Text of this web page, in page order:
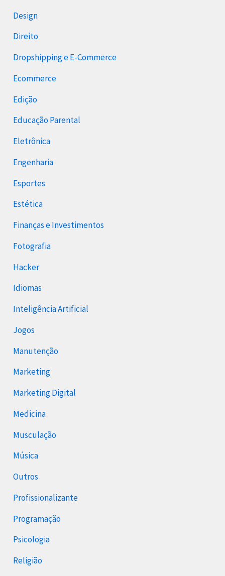
Design
Direito
Dropshipping e E-Commerce
Ecommerce
Edição
Educação Parental
Eletrônica
Engenharia
Esportes
Estética
Finanças e Investimentos
Fotografia
Hacker
Idiomas
Inteligência Artificial
Jogos
Manutenção
Marketing
Marketing Digital
Medicina
Musculação
Música
Outros
Profissionalizante
Programação
Psicologia
Religião